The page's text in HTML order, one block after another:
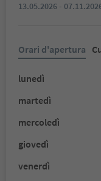
13.05.2026 -
Orari d'apertura
lunedì
martedì
mercoledì
giovedì
venerdì